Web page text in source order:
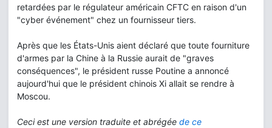
retardées par le régulateur américain CFTC en raison d'un
"cyber événement" chez un fournisseur tiers.
Après que les États-Unis aient déclaré que toute fourniture
d'armes par la Chine à la Russie aurait de "graves
conséquences", le président russe Poutine a annoncé
aujourd'hui que le président chinois Xi allait se rendre à
Moscou.
Ceci est une version traduite et abrégée de ce